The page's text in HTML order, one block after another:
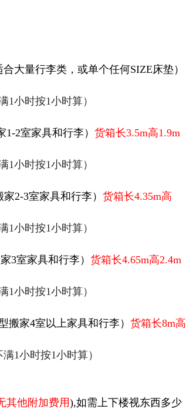
合大量行李类，或单个任何SIZE床垫）
1小时按1小时算）
1-2室家具和行李） 货箱长3.5m高1.9m
1小时按1小时算）
家2-3室家具和行李） 货箱长4.35m高
1小时按1小时算）
3室家具和行李） 货箱长4.65m高2.4m
1小时按1小时算）
搬家4室以上家具和行李） 货箱长8m高
1小时按1小时算）
其他附加费用),如需上下楼视东西多少